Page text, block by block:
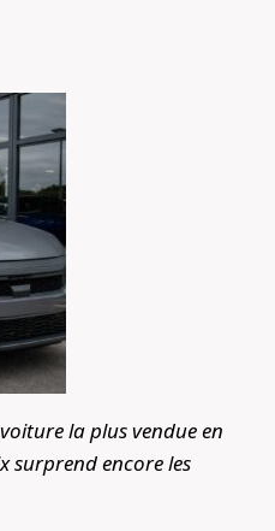
la plus vendue en
surprend encore les